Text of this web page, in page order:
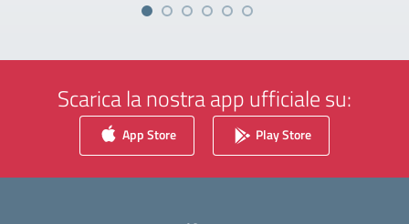
Scarica la nostra app ufficiale su:
App Store Play Store